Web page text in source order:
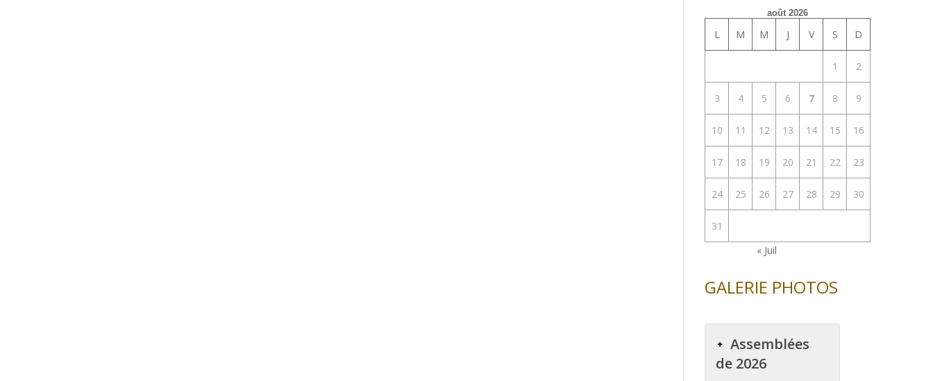
août 2026
L M M J V S D
1 2
3 4 5 6 7 8 9
10 11 12 13 14 15 16
17 18 19 20 21 22 23
24 25 26 27 28 29 30
31
« Juil
GALERIE PHOTOS
Assemblées
de 2026